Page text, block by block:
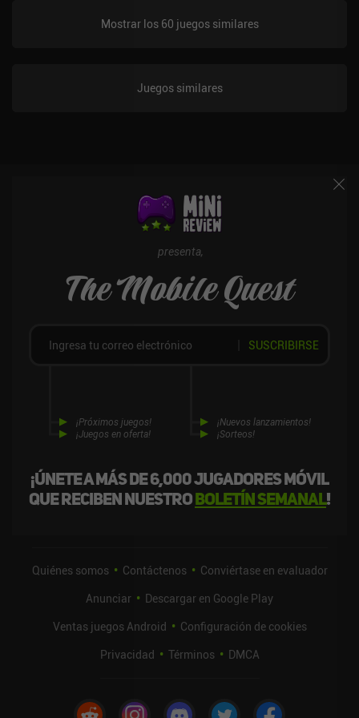
entresijos y oscuros secretos. El juego ofrece más de 20 horas de
trabajo para que los controles táctiles resulten cómodos. Casi no
se puede jugar sin un mando Bluetooth externo. Blasphemous es
un juego premium de 7,99 $ que incluye todo el DLC sin coste
mejores juegos disponibles actualmente en el móvil. Lo
recomiendo encarecidamente. [Continúa con los 11 mejores
Mostrar los 60 juegos similares
Juegos similares
presenta,
The Mobile Quest
¡Únete a más de 6,000 jugadores móvil
que reciben nuestroboletín semanal!
¡Próximos juegos!
¡Juegos en oferta!
¡Nuevos lanzamientos!
¡Sorteos!
SUSCRIBIRSE
Quiénes somos Contáctenos
Conviértase en evaluador
Anunciar
Descargar en Google Play
Ventas juegos Android
Configuración de cookies
Privacidad
Términos DMCA